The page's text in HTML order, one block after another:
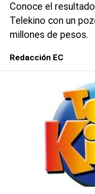
Conoce el
Telekino con un
millones de pesos.
Redacción EC